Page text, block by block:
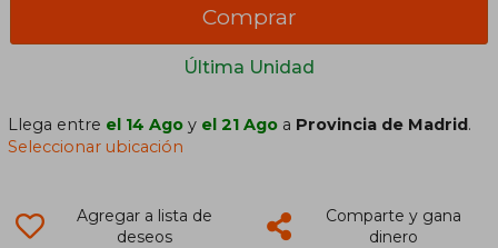
Última Unidad
Comprar
Llega entre el 14 Ago y el 21 Ago a Provincia de Madrid.
Seleccionar ubicación
Agregar a lista de
deseos
Comparte y gana
dinero